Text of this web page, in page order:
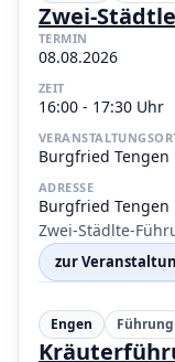
Zwei-
TERMIN
08.08.2026
ZEIT
16:00 - 17:30 Uhr
Burgfried Tengen
ADRESSE
Burgfried Tengen
Zwei-Städlte-
zur
Engen Führung